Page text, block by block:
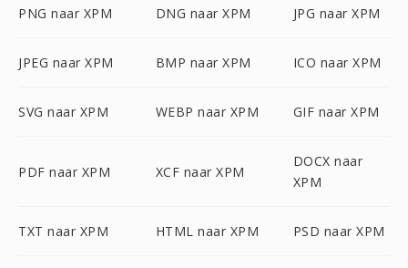
PNG naar XPM DNG naar XPM JPG naar XPM
JPEG naar XPM BMP naar XPM ICO naar XPM
SVG naar XPM WEBP naar XPM GIF naar XPM
PDF naar XPM XCF naar XPM
DOCX naar
XPM
TXT naar XPM HTML naar XPM PSD naar XPM